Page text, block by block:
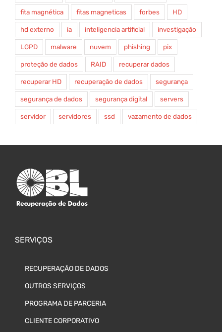
fita magnética fitas magneticas forbes HD
hd externo ia inteligencia artificial investigação
LGPD malware nuvem phishing pix
proteção de dados RAID recuperar dados
recuperar HD recuperação de dados segurança
segurança de dados segurança digital servers
servidor servidores ssd vazamento de dados
SERVIÇOS
RECUPERAÇÃO DE DADOS
OUTROS SERVIÇOS
PROGRAMA DE PARCERIA
CLIENTE CORPORATIVO